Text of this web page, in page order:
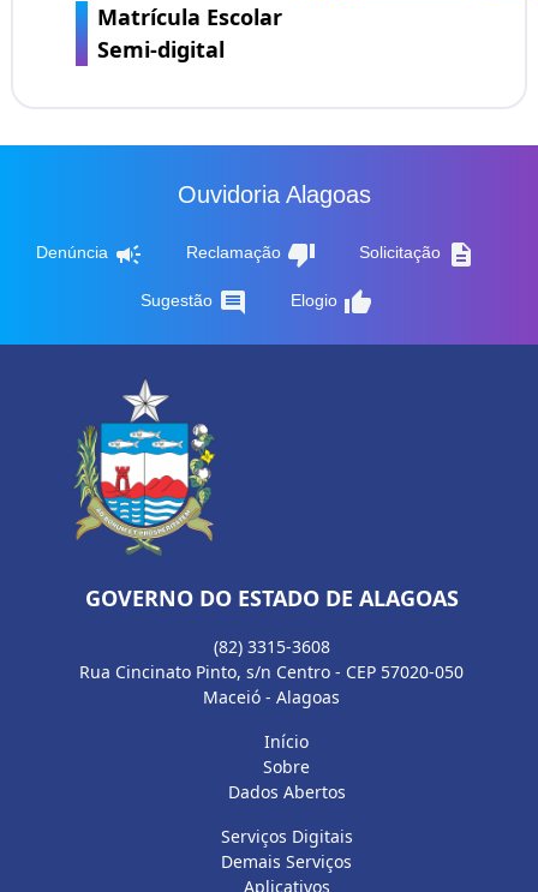
Matrícula Escolar
Semi-digital
Ouvidoria Alagoas
Denúncia campaign Reclamação thumb_down Solicitação description
Sugestão comment Elogio thumb_up
GOVERNO DO ESTADO DE ALAGOAS
(82) 3315-3608
Rua Cincinato Pinto, s/n Centro - CEP 57020-050
Maceió - Alagoas
Início
Sobre
Dados Abertos
Serviços Digitais
Demais Serviços
Aplicativos